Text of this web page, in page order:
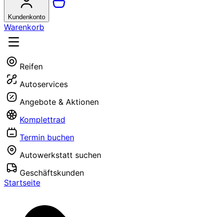
Kundenkonto
Warenkorb
Reifen
Autoservices
Angebote & Aktionen
Komplettrad
Termin buchen
Autowerkstatt suchen
Geschäftskunden
Startseite